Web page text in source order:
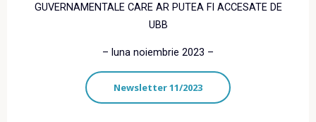
GUVERNAMENTALE CARE AR PUTEA FI ACCESATE DE
UBB
– luna noiembrie 2023 –
Newsletter 11/2023